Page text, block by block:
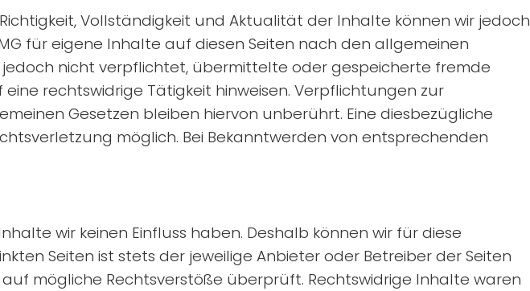
Vollständigkeit und Aktualität der Inhalte können wir jedoch
für eigene Inhalte auf diesen Seiten nach den allgemeinen
jedoch nicht verpflichtet, übermittelte oder gespeicherte fremde
rechtswidrige Tätigkeit hinweisen. Verpflichtungen zur
Gesetzen bleiben hiervon unberührt. Eine diesbezügliche
möglich. Bei Bekanntwerden von entsprechenden
wir keinen Einfluss haben. Deshalb können wir für diese
Seiten ist stets der jeweilige Anbieter oder Betreiber der Seiten
mögliche Rechtsverstöße überprüft. Rechtswidrige Inhalte waren